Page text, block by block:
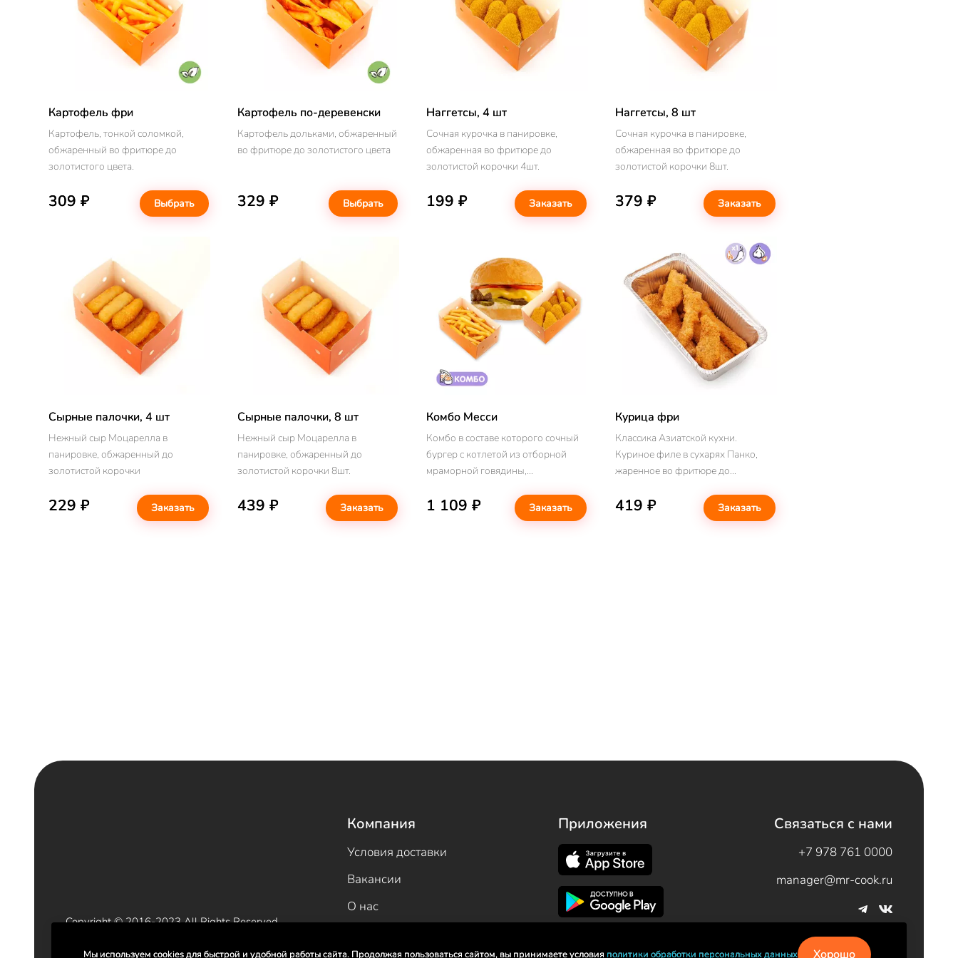
Картофель фри
Картофель, тонкой соломкой,
обжаренный во фритюре до
золотистого цвета.
309 ₽ Выбрать
Картофель по-деревенски
Картофель дольками, обжаренный
во фритюре до золотистого цвета
329 ₽ Выбрать
Наггетсы, 4 шт
Сочная курочка в панировке,
обжаренная во фритюре до
золотистой корочки 4шт.
199 ₽ Заказать
Наггетсы, 8 шт
Сочная курочка в панировке,
обжаренная во фритюре до
золотистой корочки 8шт.
379 ₽ Заказать
Сырные палочки, 4 шт
Нежный сыр Моцарелла в
панировке, обжаренный до
золотистой корочки
229 ₽ Заказать
Сырные палочки, 8 шт
Нежный сыр Моцарелла в
панировке, обжаренный до
золотистой корочки 8шт.
439 ₽ Заказать
Комбо Месси
Комбо в составе которого сочный
бургер с котлетой из отборной
мраморной говядины,
помидор, сыр чеддер, с сырным
соусом, пикантной горчицей и
1 109 ₽ Заказать
Курица фри
Классика Азиатской кухни.
Куриное филе в сухарях Панко,
жаренное во фритюре до
пикантно-пряным соусом сладкий
419 ₽ Заказать
Copyright © 2016-2023 All Rights Reserved
ООО «СМАРТ ГРУПП» ИНН 9102282086
Компания
Условия доставки
Вакансии
О нас
Приложения Связаться с нами
+7 978 761 0000
manager@mr-cook.ru
Мы используем cookies для быстрой и удобной работы сайта. Продолжая пользоваться сайтом, вы принимаете условия политики обработки персональных данных Хорошо